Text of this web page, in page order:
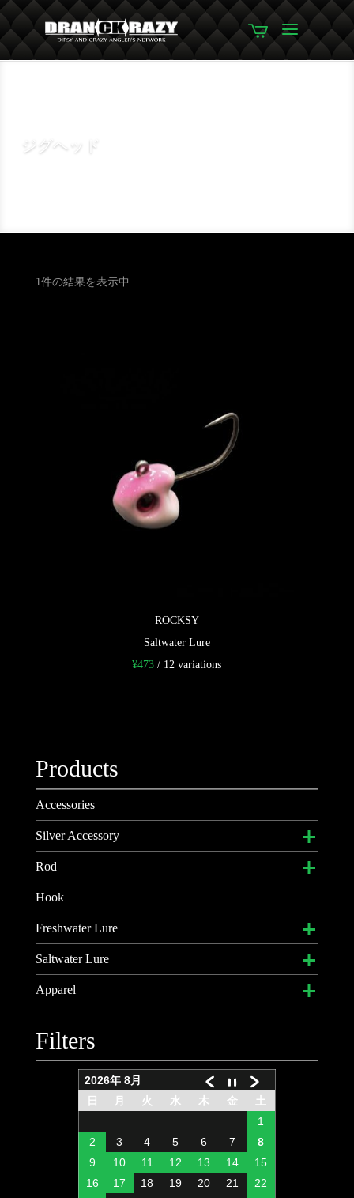
ジグヘッド
1件の結果を表示中
ROCKSY
Saltwater Lure
¥473 / 12 variations
Products
Accessories
Silver Accessory
ブレスレット
キーチェーン
ネックレス
リング
ペンダントトップ
Rod
トラベルロッド
ベイトロッド
スピニングロッド
アクセサリー
Hook
Freshwater Lure
クランクベイト
ジグヘッド
ソフトルアー
メタルバイブレーション
ビッグミノー
ラバージグ
ワイヤーベイト
Saltwater Lure
ジギング用メタルジグ
ビッグミノー
ペンシルベイト
ソルト用ジギングヘッド
スピンテールジグ
Apparel
2015DK Tee
2016DK Tee Ver1
Bass & Gill
DK オリジナルカバー
Filters
2026年 8月
日
月 火 水 木 金
土
1
2
3 4 5 6 7
8
9
10 11 12 13 14
15
16
17 18 19 20 21
22